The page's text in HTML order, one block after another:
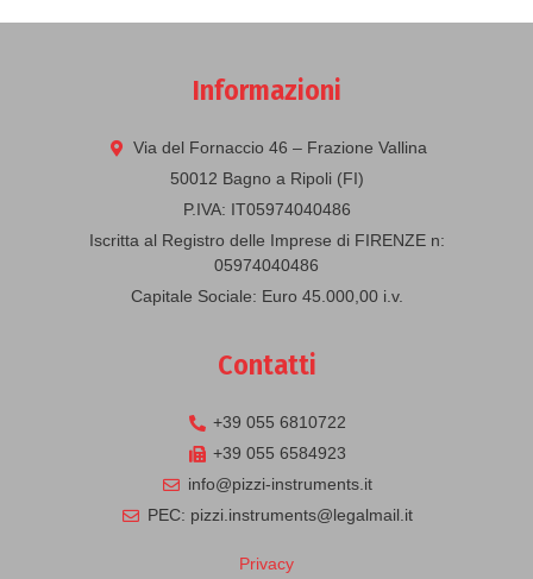
Informazioni
Via del Fornaccio 46 – Frazione Vallina
50012 Bagno a Ripoli (FI)
P.IVA: IT05974040486
Iscritta al Registro delle Imprese di FIRENZE n:
05974040486
Capitale Sociale: Euro 45.000,00 i.v.
Contatti
+39 055 6810722
+39 055 6584923
info@pizzi-instruments.it
PEC: pizzi.instruments@legalmail.it
Privacy